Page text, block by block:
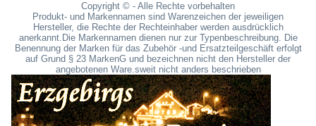
Copyright © - Alle Rechte vorbehalten
Produkt- und Markennamen sind Warenzeichen der jeweiligen
Hersteller, die Rechte der Rechteinhaber werden ausdrücklich
anerkannt.Die Markennamen dienen nur zur Typenbeschreibung. Die
Benennung der Marken für das Zubehör -und Ersatzteilgeschäft erfolgt
auf Grund § 23 MarkenG und bezeichnen nicht den Hersteller der
angebotenen Ware.sweit nicht anders beschrieben